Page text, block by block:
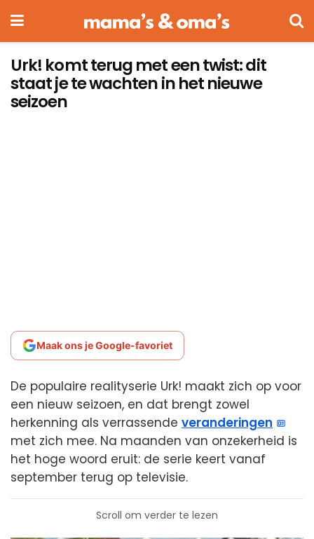
Urk! komt terug met een twist: dit
staat je te wachten in het nieuwe
seizoen
Maak ons je Google-favoriet
De populaire realityserie Urk! maakt zich op voor
een nieuw seizoen, en dat brengt zowel
herkenning als verrassende veranderingen
met zich mee. Na maanden van onzekerheid is
het hoge woord eruit: de serie keert vanaf
september terug op televisie.
Scroll om verder te lezen